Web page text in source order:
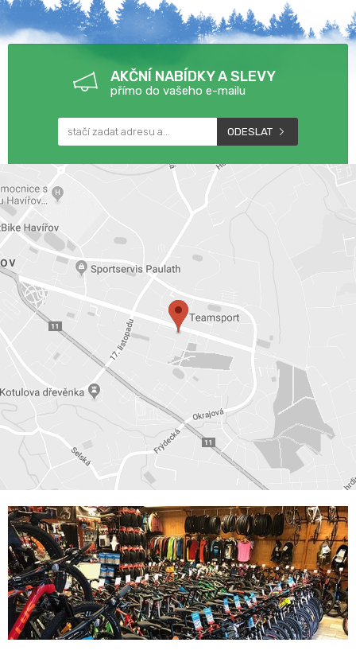
AKČNÍ NABÍDKY A SLEVY
přímo do vašeho e-mailu
ODESLAT